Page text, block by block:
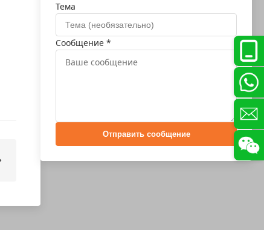
Тема
Сообщение *
Отправить сообщение